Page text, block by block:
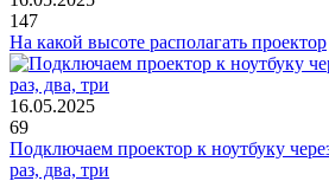
147
На какой высоте располагать проектор
16.05.2025
69
Подключаем проектор к ноутбуку
раз, два, три